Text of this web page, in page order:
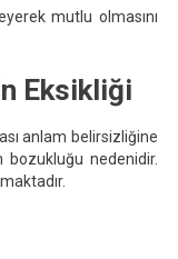
mutlu olmasını
Eksikliği
anlam belirsizliğine
nedenidir.